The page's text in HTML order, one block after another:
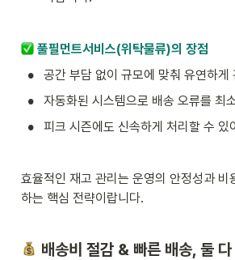
풀필먼트서비스(위탁물류)의 장점
• 공간 부담 없이 규모에 맞춰 유연하게
• 자동화된 시스템으로 배송 오류를 최
• 피크 시즌에도 신속하게 처리할 수 있
효율적인 재고 관리는 운영의 안정성과 비
하는 핵심 전략이랍니다.
배송비 절감 & 빠른 배송, 둘